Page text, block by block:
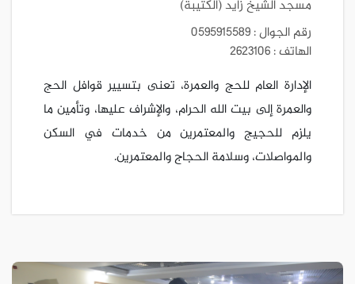
مسجد الشيخ زايد (الكتيبة)
رقم الجوال : 0595915589
الهاتف : 2623106
الإدارة العام للحج والعمرة، تعنى بتسيير قوافل الحج
والعمرة إلى بيت الله الحرام، والإشراف عليها، وتأمين ما
يلزم للحجيج والمعتمرين من خدمات في السكن
والمواصلات، وسلامة الحجاج والمعتمرين.